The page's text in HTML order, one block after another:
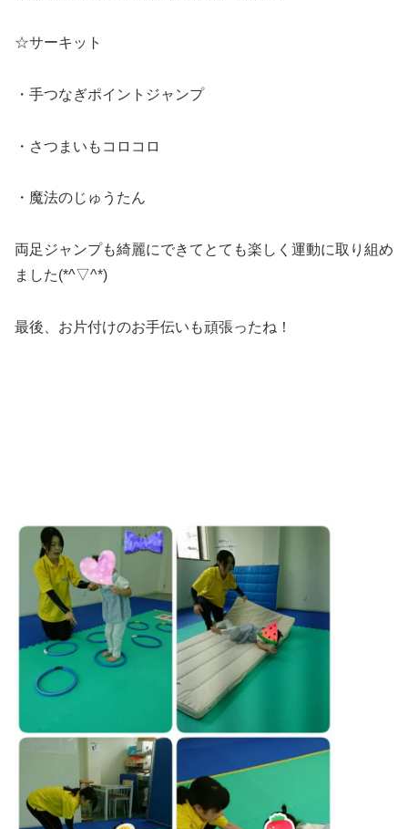
☆サーキット
・手つなぎポイントジャンプ
・さつまいもコロコロ
・魔法のじゅうたん
両足ジャンプも綺麗にできてとても楽しく運動に取り組め
ました(*^▽^*)
最後、お片付けのお手伝いも頑張ったね！